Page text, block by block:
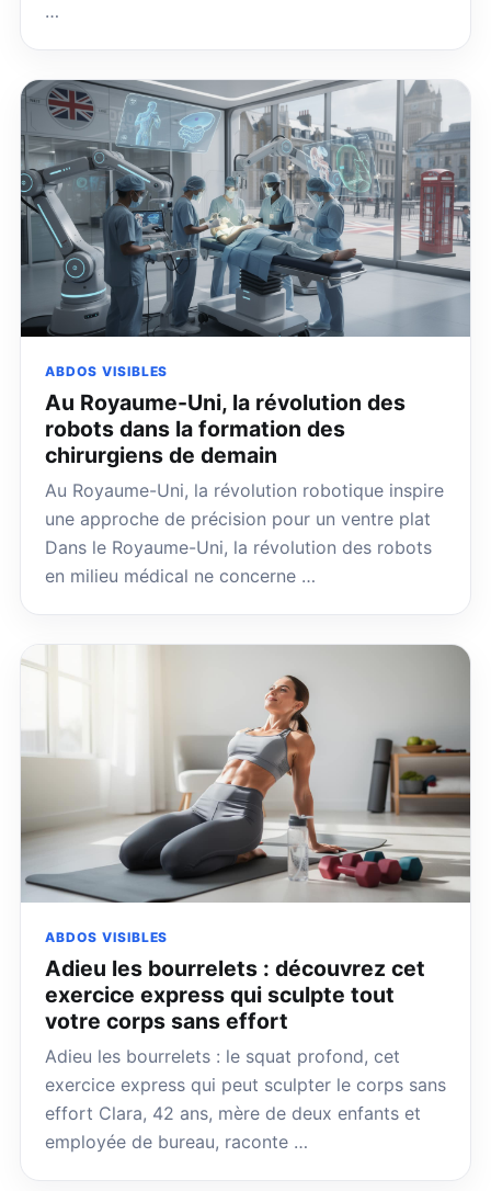
…
ABDOS VISIBLES
Au Royaume-Uni, la révolution des
robots dans la formation des
chirurgiens de demain
Au Royaume-Uni, la révolution robotique inspire
une approche de précision pour un ventre plat
Dans le Royaume-Uni, la révolution des robots
en milieu médical ne concerne …
ABDOS VISIBLES
Adieu les bourrelets : découvrez cet
exercice express qui sculpte tout
votre corps sans effort
Adieu les bourrelets : le squat profond, cet
exercice express qui peut sculpter le corps sans
effort Clara, 42 ans, mère de deux enfants et
employée de bureau, raconte …